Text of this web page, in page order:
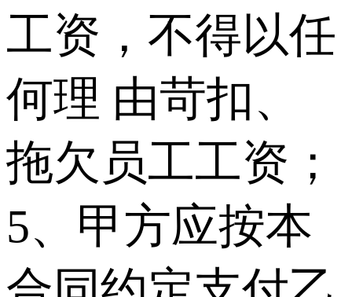
工资，不得以任
何理 由苛扣、
拖欠员工工资；
5、甲方应按本